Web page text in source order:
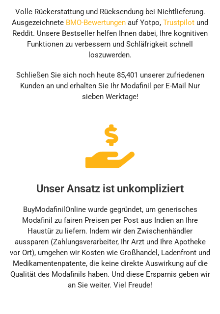
Volle Rückerstattung und Rücksendung bei Nichtlieferung.
Ausgezeichnete BMO-Bewertungen auf Yotpo, Trustpilot und
Reddit. Unsere Bestseller helfen Ihnen dabei, Ihre kognitiven
Funktionen zu verbessern und Schläfrigkeit schnell
loszuwerden.
Schließen Sie sich noch heute 85,401 unserer zufriedenen
Kunden an und erhalten Sie Ihr Modafinil per E-Mail Nur
sieben Werktage!
Unser Ansatz ist unkompliziert
BuyModafinilOnline wurde gegründet, um generisches
Modafinil zu fairen Preisen per Post aus Indien an Ihre
Haustür zu liefern. Indem wir den Zwischenhändler
aussparen (Zahlungsverarbeiter, Ihr Arzt und Ihre Apotheke
vor Ort), umgehen wir Kosten wie Großhandel, Ladenfront und
Medikamentenpatente, die keine direkte Auswirkung auf die
Qualität des Modafinils haben. Und diese Ersparnis geben wir
an Sie weiter. Viel Freude!